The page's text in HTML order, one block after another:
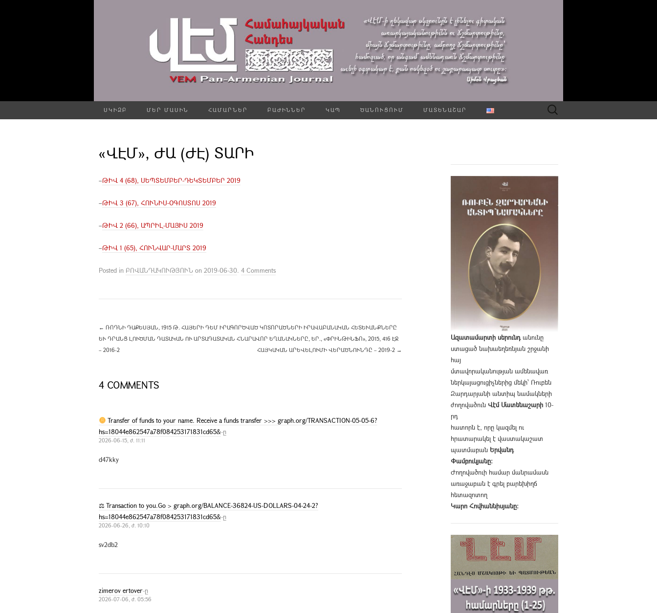
ՍԿԻԶԲ ՄԵՐ ՄԱՍԻՆ ՀԱՄԱՐՆԵՐ ԲԱԺԻՆՆԵՐ ԿԱՊ ԾԱՆՈՒՑՈՒՄ ՄԱՏԵՆԱՇԱՐ Որոնել՝
«ՎԷՄ», ԺԱ (ԺԷ) ՏԱՐԻ
–ԹԻՎ 4 (68), ՍԵՊՏԵՄԲԵՐ-ԴԵԿՏԵՄԲԵՐ 2019
–ԹԻՎ 3 (67), ՀՈՒՆԻՍ-ՕԳՈՍՏՈՍ 2019
–ԹԻՎ 2 (66), ԱՊՐԻԼ-ՄԱՅԻՍ 2019
–ԹԻՎ 1 (65), ՀՈՒՆՎԱՐ-ՄԱՐՏ 2019
Posted in ԲՈՎԱՆԴԱԿՈՒԹՅՈՒՆ on 2019-06-30. 4 Comments
← ՌՈԴՆԻ ԴԱՔԵՍՅԱՆ, 1915 Թ. ՀԱՅԵՐԻ ԴԵՄ ԻՐԱԳՈՐԾՎԱԾ ԿՈՏՈՐԱԾՆԵՐԻ ԻՐԱՎԱԲԱՆԱԿԱՆ ՀԵՏԵՒԱՆՔՆԵՐԸ ԵՒ
ԴՐԱՆՑ ԼՈՒԾՄԱՆ ԴԱՏԱԿԱՆ ՈՒ ԱՐՏԱԴԱՏԱԿԱՆ ՀՆԱՐԱՎՈՐ ԵՂԱՆԱԿՆԵՐԸ, ԵՐ., «ՓՐԻՆԹԻՆՖՈ», 2015, 416 ԷՋ –
2016-2
ՀԱՅԿԱԿԱՆ ԱՐԵՎԵԼՈՒՄԻ ՎԵՐԱԾՆՈՒՆԴԸ – 2019-2 →
4 COMMENTS
Transfer of funds to your name. Receive a funds transfer >>> graph.org/TRANSACTION-05-05-6?
hs=18044e862547a78f084253171831cd65&-ը
2026-06-15, ժ. 11:11
d47kky
⚖ Transaction to you.Go > graph.org/BALANCE-36824-US-DOLLARS-04-24-2?
hs=18044e862547a78f084253171831cd65&-ը
2026-06-26, ժ. 10:10
sv2db2
zimerov ertover-ը
2026-07-06, ժ. 05:56
Ազատամարտի սերունդանունը
ստացած նախաեղեռնյան շրջանի
հայ
մտավորականության ամենավառ
ներկայացուցիչներից մեկի՝ Ռուբեն
Զարդարյանի անտիպ նամակների
ժողովածուն Վէմ Մատենաշարի 10-
րդ
հատորն է, որը կազմել ու
հրատարակել է վաստակաշատ
պատմաբան Երվանդ
Փամբուկյանը։
Ժողովածուի համար մանրամասն
առաջաբան է գրել բարեխիղճ
հետազոտող
Կարո Հովհաննիսյանը։